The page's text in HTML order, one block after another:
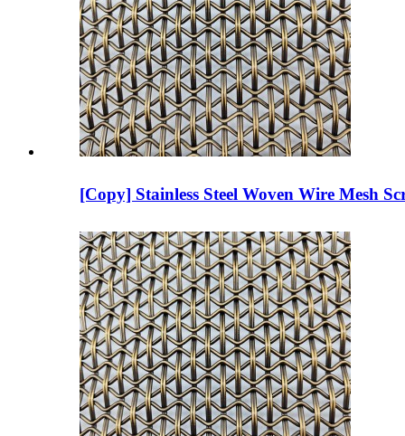
[Copy] Stainless Steel Woven Wire Mesh